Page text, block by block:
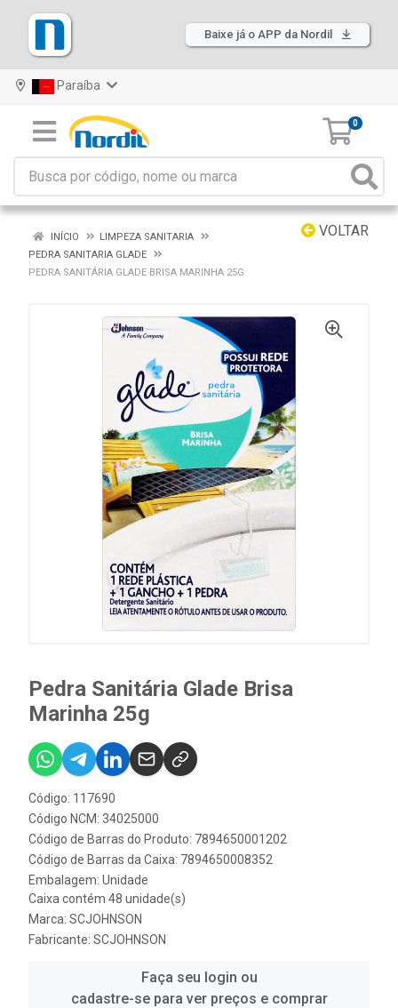
Baixe já o APP da Nordil
Paraíba
0
VOLTAR
INÍCIO
LIMPEZA SANITARIA
PEDRA SANITARIA GLADE
PEDRA SANITÁRIA GLADE BRISA MARINHA 25G
Pedra Sanitária Glade Brisa
Marinha 25g
Código: 117690
Código NCM: 34025000
Código de Barras do Produto: 7894650001202
Código de Barras da Caixa: 7894650008352
Embalagem: Unidade
Caixa contém 48 unidade(s)
Marca: SCJOHNSON
Fabricante: SCJOHNSON
Faça seu login ou
cadastre-se para ver preços e comprar